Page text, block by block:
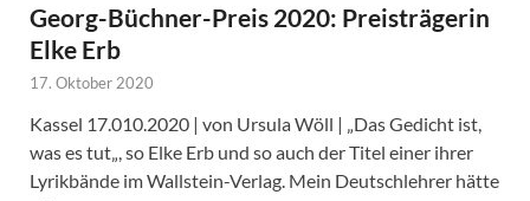
Georg-Büchner-Preis 2020: Preisträgerin
Elke Erb
17. Oktober 2020
Kassel 17.010.2020 | von Ursula Wöll | „Das Gedicht ist,
was es tut„, so Elke Erb und so auch der Titel einer ihrer
Lyrikbände im Wallstein-Verlag. Mein Deutschlehrer hätte